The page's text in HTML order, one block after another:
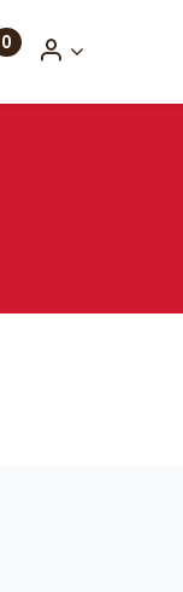
0